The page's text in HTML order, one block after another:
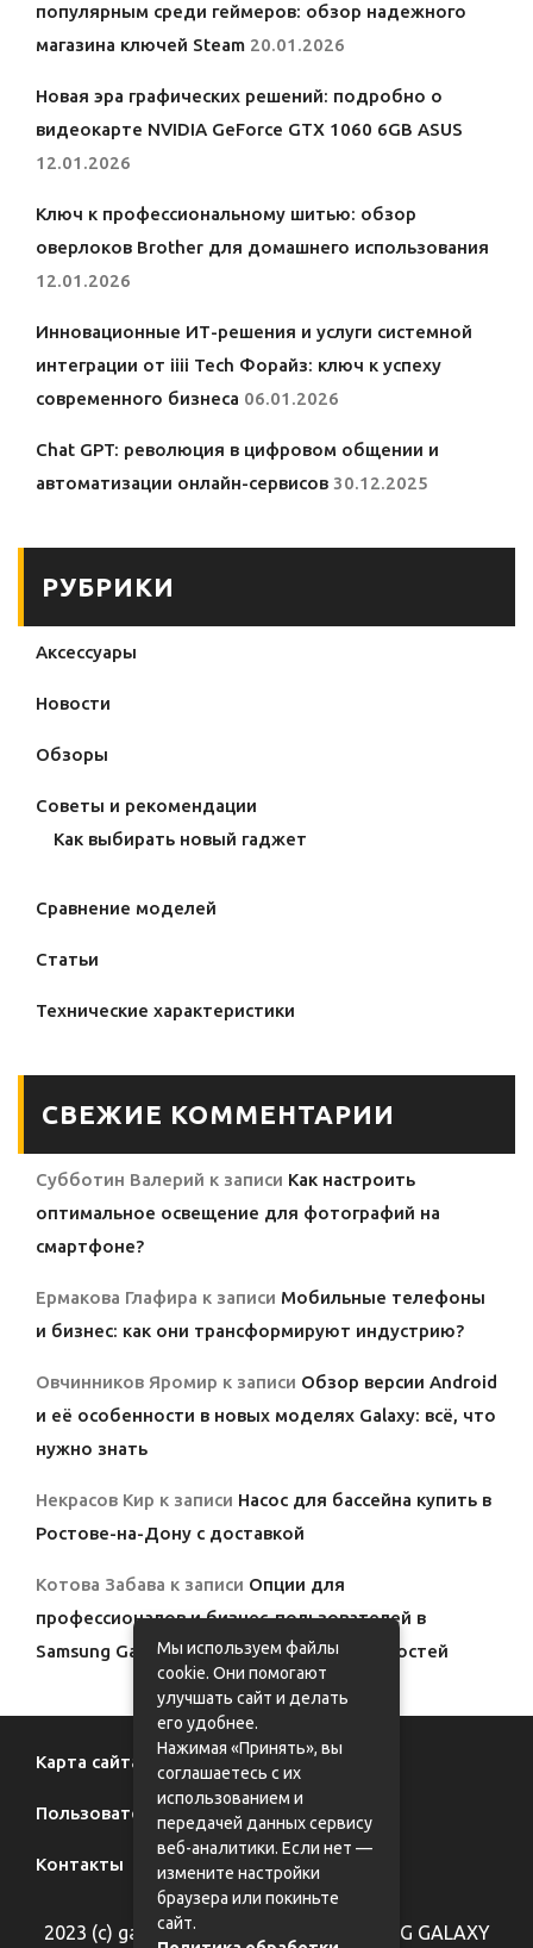
популярным среди геймеров: обзор надежного
магазина ключей Steam 20.01.2026
Новая эра графических решений: подробно о
видеокарте NVIDIA GeForce GTX 1060 6GB ASUS
12.01.2026
Ключ к профессиональному шитью: обзор
оверлоков Brother для домашнего использования
12.01.2026
Инновационные ИТ-решения и услуги системной
интеграции от iiii Tech Форайз: ключ к успеху
современного бизнеса 06.01.2026
Chat GPT: революция в цифровом общении и
автоматизации онлайн-сервисов 30.12.2025
РУБРИКИ
Аксессуары
Новости
Обзоры
Советы и рекомендации
Как выбирать новый гаджет
Сравнение моделей
Статьи
Технические характеристики
СВЕЖИЕ КОММЕНТАРИИ
Субботин Валерий к записи Как настроить
оптимальное освещение для фотографий на
смартфоне?
Ермакова Глафира к записи Мобильные телефоны
и бизнес: как они трансформируют индустрию?
Овчинников Яромир к записи Обзор версии Android
и её особенности в новых моделях Galaxy: всё, что
нужно знать
Некрасов Кир к записи Насос для бассейна купить в
Ростове-на-Дону с доставкой
Котова Забава к записи Опции для
профессионалов и бизнес-пользователей в
Samsung Galaxy: полный обзор возможностей
Карта сайта
Пользовательское соглашение
Контакты
2023 (с) galaxy62.ru - фан-сайт SAMSUNG GALAXY
Мы используем файлы
cookie. Они помогают
улучшать сайт и делать
его удобнее.
Нажимая «Принять», вы
соглашаетесь с их
использованием и
передачей данных сервису
веб-аналитики. Если нет —
измените настройки
браузера или покиньте
сайт.